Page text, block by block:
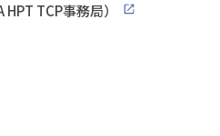
TCP事務局）